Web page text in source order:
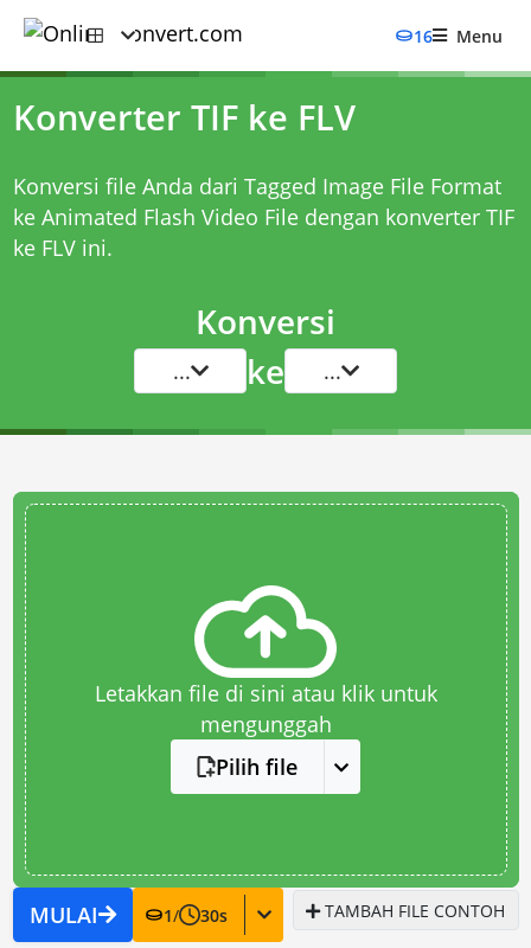
16 Menu
Konverter TIF ke FLV
Konversi file Anda dari Tagged Image File Format
ke Animated Flash Video File dengan konverter TIF
ke FLVini.
Konversi
... ke ...
Letakkan file di sini atau klik untuk
mengunggah
Pilih file
MULAI 1/ 30s TAMBAH FILE CONTOH